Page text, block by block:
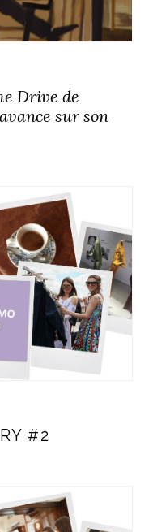
Drive de
sur son
#2